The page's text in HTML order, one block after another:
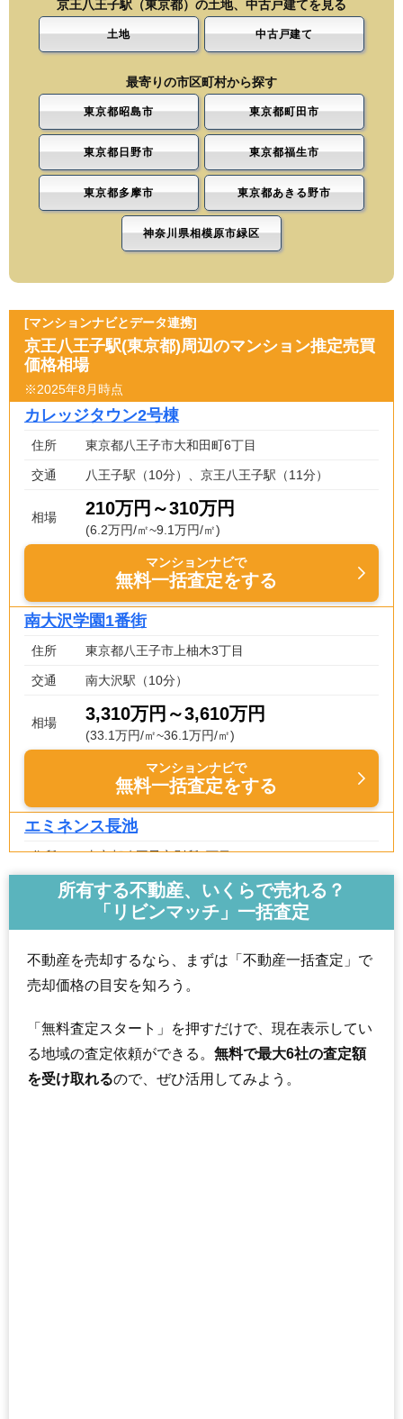
京王八王子駅（東京都）の土地、中古戸建てを見る
土地 中古戸建て
最寄りの市区町村から探す
東京都昭島市 東京都町田市
東京都日野市 東京都福生市
東京都多摩市 東京都あきる野市
神奈川県相模原市緑区
[マンションナビとデータ連携]
京王八王子駅(東京都)周辺のマンション推定売買
価格相場
※2025年8月時点
カレッジタウン2号棟
住所 東京都八王子市大和田町6丁目
交通 八王子駅（10分）、京王八王子駅（11分）
相場 210万円～310万円
(6.2万円/㎡~9.1万円/㎡)
マンションナビで
無料一括査定をする
南大沢学園1番街
住所 東京都八王子市上柚木3丁目
交通 南大沢駅（10分）
相場 3,310万円～3,610万円
(33.1万円/㎡~36.1万円/㎡)
マンションナビで
無料一括査定をする
エミネンス長池
住所 東京都八王子市別所2丁目
京王堀之内駅（3分）
相場 2,950万円～3,250万円
マンションナビで
無料一括査定をする
エミネンス長池2ー3
住所 東京都八王子市別所2丁目
交通 京王堀之内駅（3分）
所有する不動産、いくらで売れる？
「リビンマッチ」一括査定
不動産を売却するなら、まずは「不動産一括査定」で
売却価格の目安を知ろう。
「無料査定スタート」を押すだけで、現在表示してい
る地域の査定依頼ができる。 無料で最大6社の査定額
を受け取れるので、ぜひ活用してみよう。